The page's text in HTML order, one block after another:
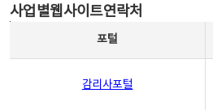
사업별웹사이트연락처
포털
감리사포털